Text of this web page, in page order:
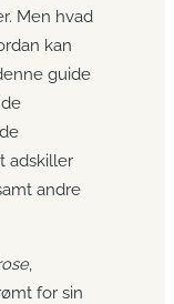
Men hvad
kan
guide
adskiller
andre
,
for sin